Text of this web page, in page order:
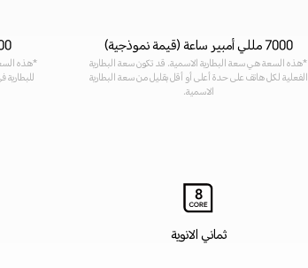
7000 مللي أمبير ساعة (قيمة نموذجية)
*هذه السعة هي سعة البطارية الاسمية. قد تكون سعة البطارية
الفعلية لكل هاتف على حدة أعلى أو أقل بقليل من سعة البطارية
الاسمية.
ثماني الانوية
7000
*هذه